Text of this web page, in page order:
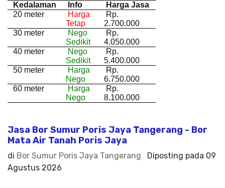
Kedalaman Info
Harga Jasa
20 meter
Harga
Tetap
Rp.
2.700.000
30 meter
Nego
Sedikit
Rp.
4.050.000
40 meter
Nego
Sedikit
Rp.
5.400.000
50 meter
Harga
Nego
Rp.
6.750.000
60 meter
Harga
Nego
Rp.
8.100.000
Jasa Bor Sumur Poris Jaya Tangerang - Bor
Mata Air Tanah Poris Jaya
di Bor Sumur Poris Jaya Tangerang Diposting pada 09
Agustus 2026